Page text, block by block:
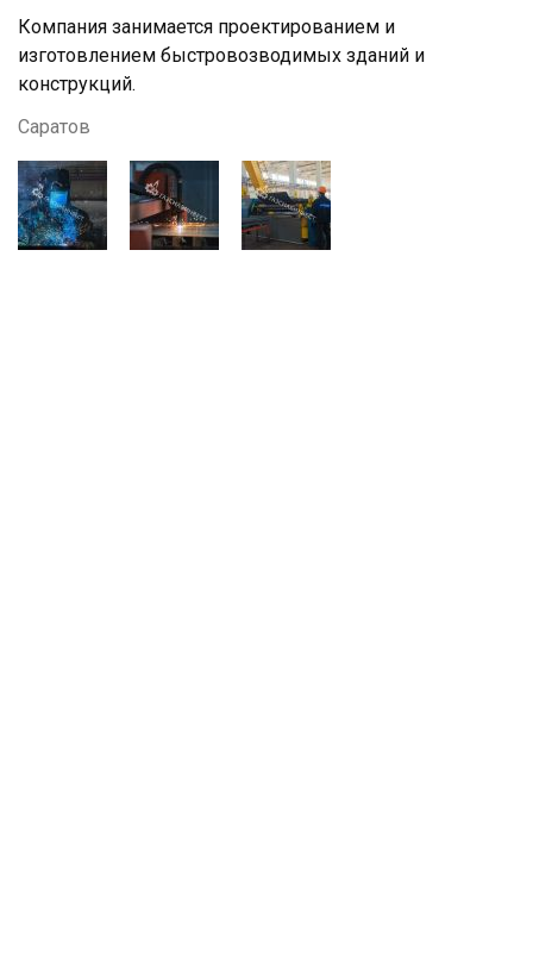
Компания занимается проектированием и
изготовлением быстровозводимых зданий и
конструкций.
Саратов